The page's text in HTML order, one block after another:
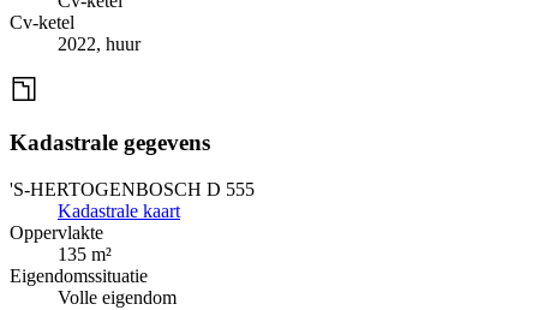
Cv-ketel
2022, huur
Kadastrale gegevens
'S-HERTOGENBOSCH D 555
Kadastrale kaart
Oppervlakte
135 m²
Eigendomssituatie
Volle eigendom